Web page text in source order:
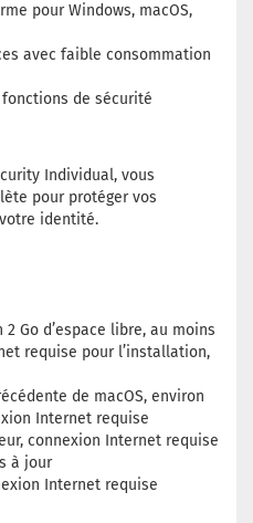
pour Windows, macOS,
avec faible consommation
de sécurité
Individual, vous
pour protéger vos
identité.
2 Go d’espace libre, au moins
requise pour l’installation,
de macOS, environ
Internet requise
connexion Internet requise
à jour
Internet requise